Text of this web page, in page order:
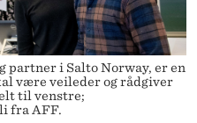
partner i Salto Norway, er en
være veileder og rådgiver
til venstre;
fra AFF.